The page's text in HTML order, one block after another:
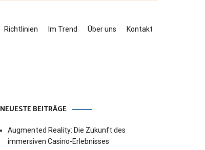
Richtlinien Im Trend Über uns Kontakt
NEUESTE BEITRÄGE
Augmented Reality: Die Zukunft des
immersiven Casino-Erlebnisses